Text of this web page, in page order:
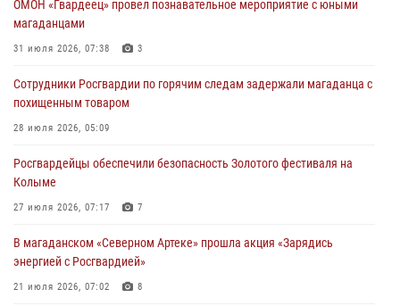
ОМОН «Гвардеец» провел познавательное мероприятие с юными
магаданцами
31 июля 2026, 07:38 3
Сотрудники Росгвардии по горячим следам задержали магаданца с
похищенным товаром
28 июля 2026, 05:09
Росгвардейцы обеспечили безопасность Золотого фестиваля на
Колыме
27 июля 2026, 07:17 7
В магаданском «Северном Артеке» прошла акция «Зарядись
энергией с Росгвардией»
21 июля 2026, 07:02 8